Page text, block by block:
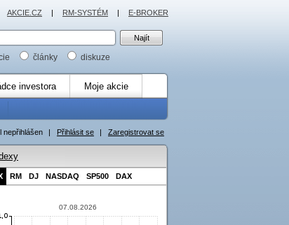
články diskuze
investora Moje akcie
nepřihlášen | Přihlásit se | Zaregistrovat se
RM DJ NASDAQ SP500 DAX
07.08.2026
AKCIE.CZ | RM-SYSTÉM | E-BROKER